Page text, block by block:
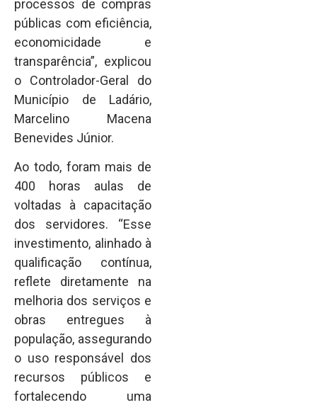
processos de compras
públicas com eficiência,
economicidade e
transparência”, explicou
o Controlador-Geral do
Município de Ladário,
Marcelino Macena
Benevides Júnior.
Ao todo, foram mais de
400 horas aulas de
voltadas à capacitação
dos servidores. “Esse
investimento, alinhado à
qualificação contínua,
reflete diretamente na
melhoria dos serviços e
obras entregues à
população, assegurando
o uso responsável dos
recursos públicos e
fortalecendo uma